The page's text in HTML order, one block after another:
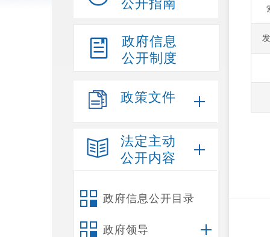
公开指南
政府信息
公开制度
政策文件
法定主动
公开内容
政府信息公开目录
政府领导